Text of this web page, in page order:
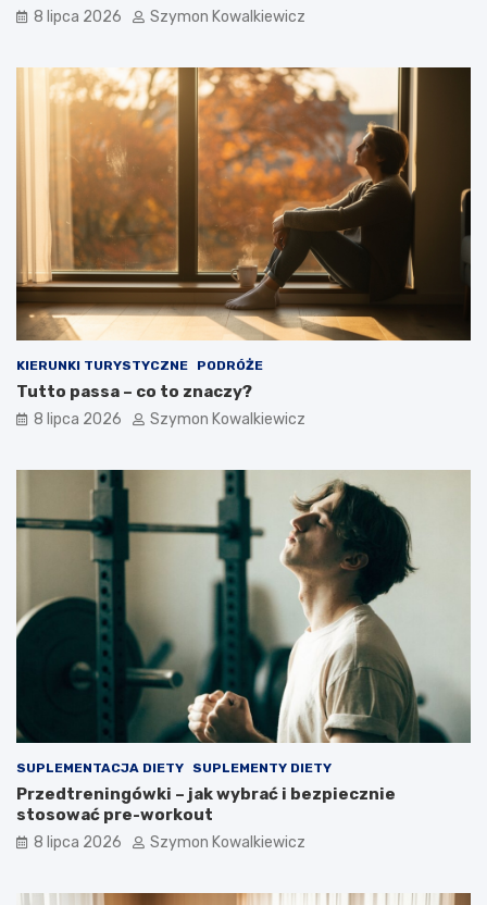
8 lipca 2026 Szymon Kowalkiewicz
KIERUNKI TURYSTYCZNE PODRÓŻE
Tutto passa – co to znaczy?
8 lipca 2026 Szymon Kowalkiewicz
SUPLEMENTACJA DIETY SUPLEMENTY DIETY
Przedtreningówki – jak wybrać i bezpiecznie
stosować pre-workout
8 lipca 2026 Szymon Kowalkiewicz